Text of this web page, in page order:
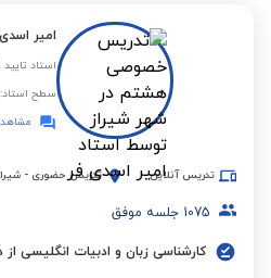
امیر
استاد
سطح استاد:
مشاهده 56
تدریس آنلاین تدریس حضوری -
1075 جلسه موفق
کارشناسی زبان و ادبیات انگلیسی